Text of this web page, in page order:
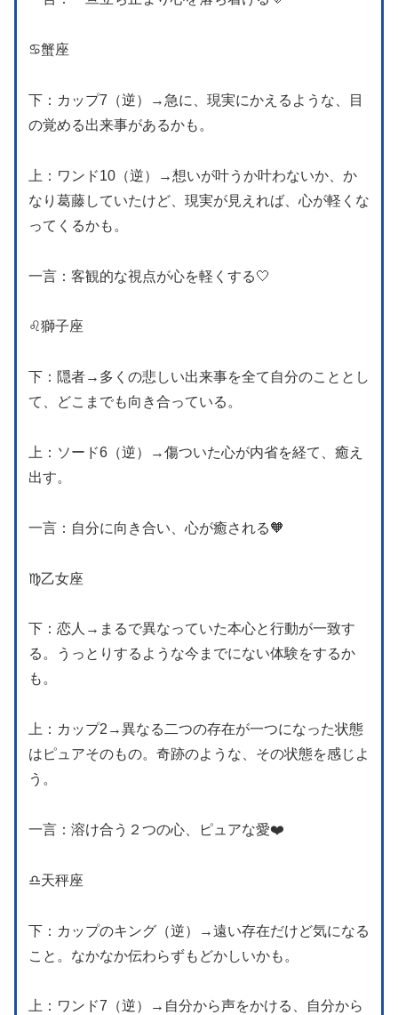
♋️蟹座
下：カップ7（逆）→急に、現実にかえるような、目
の覚める出来事があるかも。
上：ワンド10（逆）→想いが叶うか叶わないか、か
なり葛藤していたけど、現実が見えれば、心が軽くな
ってくるかも。
一言：客観的な視点が心を軽くする🤍
♌️獅子座
下：隠者→多くの悲しい出来事を全て自分のこととし
て、どこまでも向き合っている。
上：ソード6（逆）→傷ついた心が内省を経て、癒え
出す。
一言：自分に向き合い、心が癒される🧡
♍️乙女座
下：恋人→まるで異なっていた本心と行動が一致す
る。うっとりするような今までにない体験をするか
も。
上：カップ2→異なる二つの存在が一つになった状態
はピュアそのもの。奇跡のような、その状態を感じよ
う。
一言：溶け合う２つの心、ピュアな愛❤️
♎️天秤座
下：カップのキング（逆）→遠い存在だけど気になる
こと。なかなか伝わらずもどかしいかも。
上：ワンド7（逆）→自分から声をかける、自分から